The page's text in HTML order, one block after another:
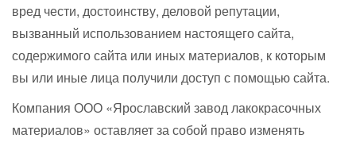
вред чести, достоинству, деловой репутации,
вызванный использованием настоящего сайта,
содержимого сайта или иных материалов, к которым
вы или иные лица получили доступ с помощью сайта.
Компания ООО «Ярославский завод лакокрасочных
материалов» оставляет за собой право изменять